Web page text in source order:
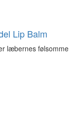
Lip Balm
læbernes følsomme